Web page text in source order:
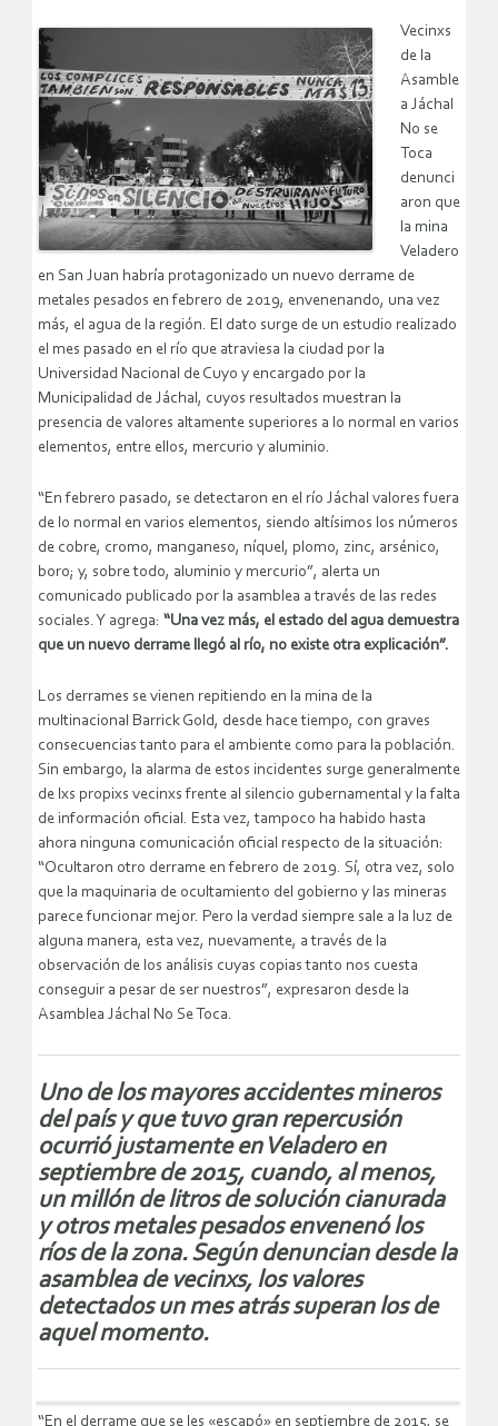
Vecinxs
de la
Asamble
a Jáchal
No se
Toca
denunci
aron que
la mina
Veladero
en San Juan habría protagonizado un nuevo derrame de
metales pesados en febrero de 2019, envenenando, una vez
más, el agua de la región. El dato surge de un estudio realizado
el mes pasado en el río que atraviesa la ciudad por la
Universidad Nacional de Cuyo y encargado por la
Municipalidad de Jáchal, cuyos resultados muestran la
presencia de valores altamente superiores a lo normal en varios
elementos, entre ellos, mercurio y aluminio.
“En febrero pasado, se detectaron en el río Jáchal valores fuera
de lo normal en varios elementos, siendo altísimos los números
de cobre, cromo, manganeso, níquel, plomo, zinc, arsénico,
boro; y, sobre todo, aluminio y mercurio”, alerta un
comunicado publicado por la asamblea a través de las redes
sociales. Y agrega: “Una vez más, el estado del agua demuestra
que un nuevo derrame llegó al río, no existe otra explicación”.
Los derrames se vienen repitiendo en la mina de la
multinacional Barrick Gold, desde hace tiempo, con graves
consecuencias tanto para el ambiente como para la población.
Sin embargo, la alarma de estos incidentes surge generalmente
de lxs propixs vecinxs frente al silencio gubernamental y la falta
de información oficial. Esta vez, tampoco ha habido hasta
ahora ninguna comunicación oficial respecto de la situación:
“Ocultaron otro derrame en febrero de 2019. Sí, otra vez, solo
que la maquinaria de ocultamiento del gobierno y las mineras
parece funcionar mejor. Pero la verdad siempre sale a la luz de
alguna manera, esta vez, nuevamente, a través de la
observación de los análisis cuyas copias tanto nos cuesta
conseguir a pesar de ser nuestros”, expresaron desde la
Asamblea Jáchal No Se Toca.
Uno de los mayores accidentes mineros
del país y que tuvo gran repercusión
ocurrió justamente en Veladero en
septiembre de 2015, cuando, al menos,
un millón de litros de solución cianurada
y otros metales pesados envenenó los
ríos de la zona. Según denuncian desde la
asamblea de vecinxs, los valores
detectados un mes atrás superan los de
aquel momento.
“En el derrame que se les «escapó» en septiembre de 2015, se